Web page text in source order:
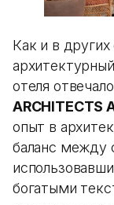
Как и в
отеля
ARCHITECTS
опыт в
баланс между
богатыми